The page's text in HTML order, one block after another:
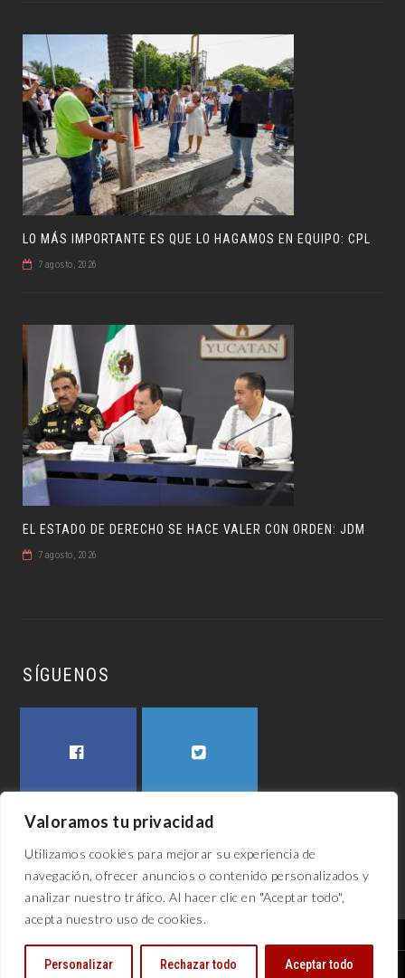
Valoramos tu privacidad
Utilizamos cookies para mejorar su experiencia de
navegación, ofrecer anuncios o contenido personalizados y
analizar nuestro tráfico. Al hacer clic en "Aceptar todo",
acepta nuestro uso de cookies.
Personalizar Rechazar todo Aceptar todo
LO MÁS IMPORTANTE ES QUE LO HAGAMOS EN EQUIPO: CPL
7 agosto, 2026
EL ESTADO DE DERECHO SE HACE VALER CON ORDEN: JDM
7 agosto, 2026
SÍGUENOS